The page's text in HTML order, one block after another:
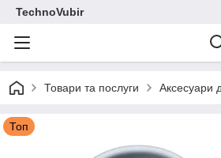
TechnoVubir
Товари та послуги Аксесуари
Топ